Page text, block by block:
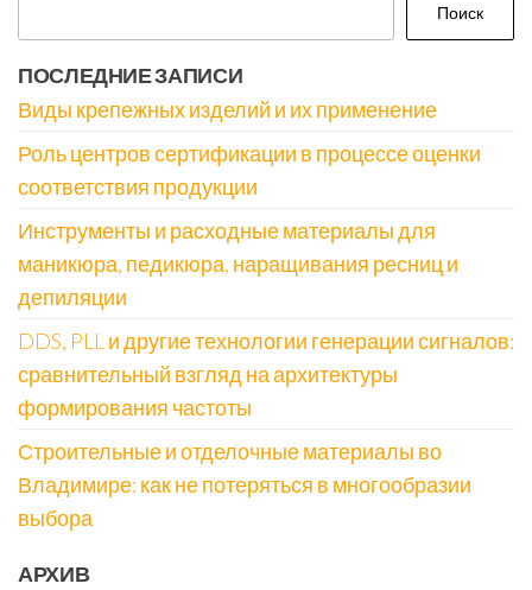
Поиск
ПОСЛЕДНИЕ ЗАПИСИ
Виды крепежных изделий и их применение
Роль центров сертификации в процессе оценки
соответствия продукции
Инструменты и расходные материалы для
маникюра, педикюра, наращивания ресниц и
депиляции
DDS, PLL и другие технологии генерации сигналов:
сравнительный взгляд на архитектуры
формирования частоты
Строительные и отделочные материалы во
Владимире: как не потеряться в многообразии
выбора
АРХИВ